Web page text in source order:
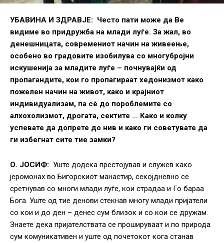
УБАВИНА И ЗДРАВЈЕ: Често пати може да Ве
видиме во придружба на млади луѓе. За жал, во
денешницата, современиот начин на живеење,
особено во градовите изобилува со многубројни
искушенија за младите луѓе – почнувајќи од
пропагандите, кои го пропагираат хедонизмот како
пожелен начин на живот, како и крајниот
индивидуализам, па сè до пороблемите со
алхохолизмот, дрогата, сектите … Како и колку
успевате да допрете до нив и како ги советувате да
ги избегнат сите тие замки?
О. ЈОСИФ: Уште додека престојував и служев како
јеромонах во Бигорскиот манастир, секојдневно се
сретнував со многи млади луѓе, кои страдаа и Го бараа
Бога. Уште од тие денови стекнав многу млади пријатели
со кои и до ден – денес сум близок и со кои се дружам.
Знаете дека пријателствата се прошируваат и по природа
сум комуникативен и уште од почетокот кога станав